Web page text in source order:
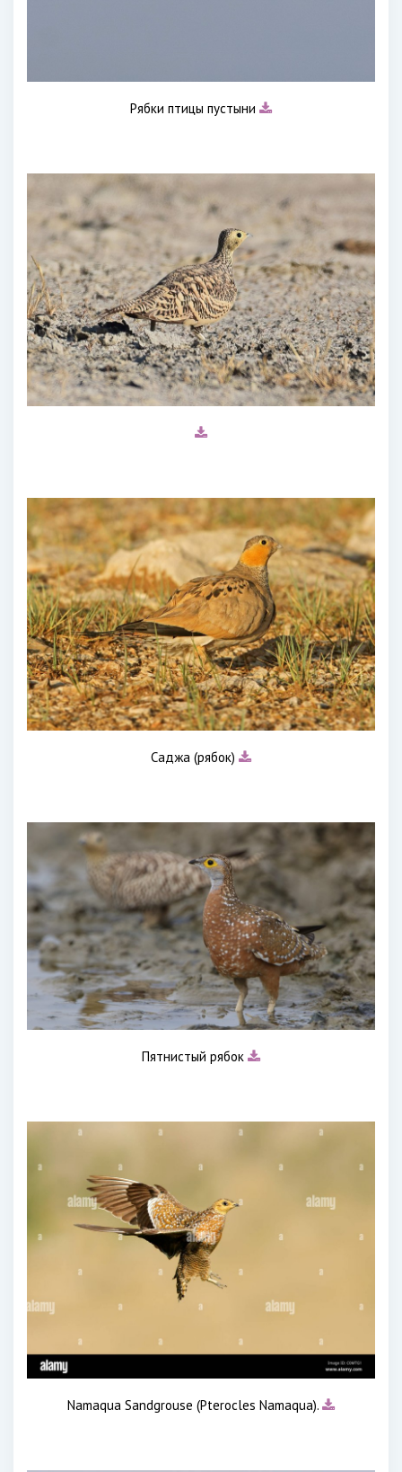
Рябки птицы пустыни
Саджа (рябок)
Пятнистый рябок
Namaqua Sandgrouse (Pterocles Namaqua).